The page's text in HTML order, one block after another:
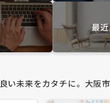
最
い未来をカタチに。大阪